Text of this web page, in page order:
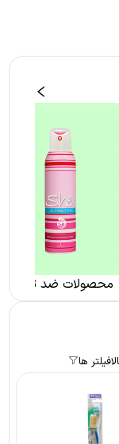
محصولات ضد تعریق
فیلتر ها